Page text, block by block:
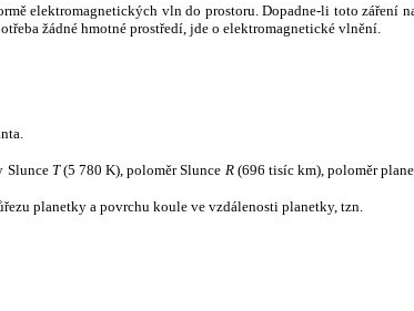
elektromagnetických vln do prostoru. Dopadne-li toto záření
žádné hmotné prostředí, jde o elektromagnetické vlnění.
Slunce T(5 780 K), poloměr Slunce R(696 tisíc km), poloměr
planetky a povrchu koule ve vzdálenosti planetky, tzn.